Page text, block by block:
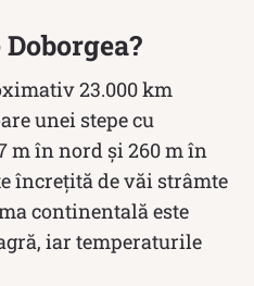
23.000 km
unei stepe cu
m în nord și 260 m în
încrețită de văi strâmte
continentală este
iar temperaturile